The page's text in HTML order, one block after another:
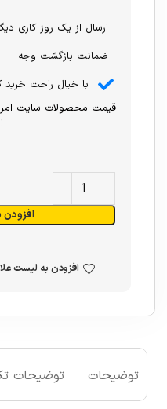
ارسال از یک روز کاری
ضمانت بازگشت وجه
با خیال راحت خرید
افزودن
افزودن به لیست
توضیحات توضیحات